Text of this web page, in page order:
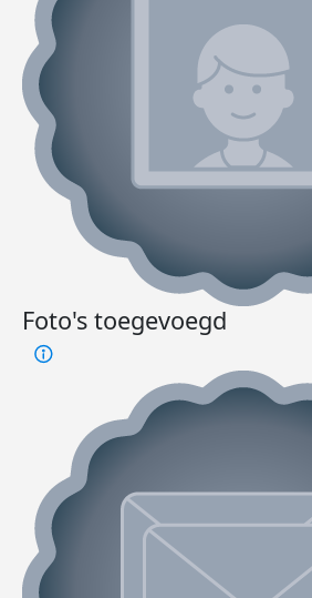
Foto's toegevoegd